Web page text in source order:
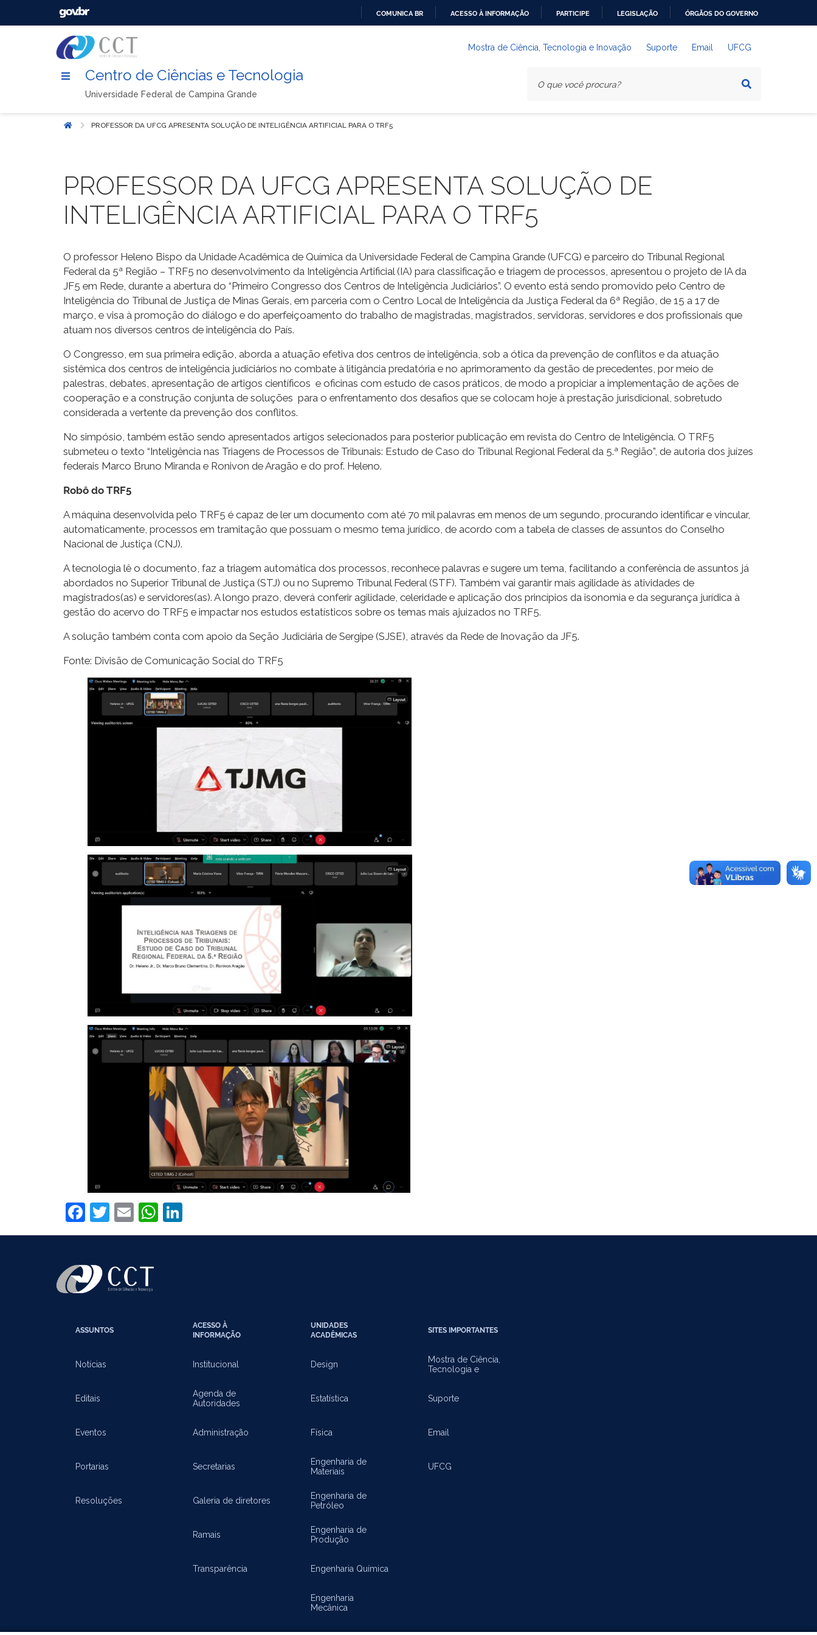
COMUNICA BR ACESSO À INFORMAÇÃO PARTICIPE LEGISLAÇÃO ÓRGÃOS DO GOVERNO
Mostra de Ciência, Tecnologia e Inovação Suporte Email UFCG
Centro de Ciências e Tecnologia
Universidade Federal de Campina Grande
Início PROFESSOR DA UFCG APRESENTA SOLUÇÃO DE INTELIGÊNCIA ARTIFICIAL PARA O TRF5
PROFESSOR DA UFCG APRESENTA SOLUÇÃO DE
INTELIGÊNCIA ARTIFICIAL PARA O TRF5
O professor Heleno Bispo da Unidade Acadêmica de Química da Universidade Federal de Campina Grande (UFCG) e parceiro do Tribunal Regional
Federal da 5ª Região – TRF5 no desenvolvimento da Inteligência Artificial (IA) para classificação e triagem de processos, apresentou o projeto de IA da
JF5 em Rede, durante a abertura do “Primeiro Congresso dos Centros de Inteligência Judiciários”. O evento está sendo promovido pelo Centro de
Inteligência do Tribunal de Justiça de Minas Gerais, em parceria com o Centro Local de Inteligência da Justiça Federal da 6ª Região, de 15 a 17 de
março, e visa à promoção do diálogo e do aperfeiçoamento do trabalho de magistradas, magistrados, servidoras, servidores e dos profissionais que
atuam nos diversos centros de inteligência do País.
O Congresso, em sua primeira edição, aborda a atuação efetiva dos centros de inteligência, sob a ótica da prevenção de conflitos e da atuação
sistêmica dos centros de inteligência judiciários no combate à litigância predatória e no aprimoramento da gestão de precedentes, por meio de
palestras, debates, apresentação de artigos científicos e oficinas com estudo de casos práticos, de modo a propiciar a implementação de ações de
cooperação e a construção conjunta de soluções para o enfrentamento dos desafios que se colocam hoje à prestação jurisdicional, sobretudo
considerada a vertente da prevenção dos conflitos.
No simpósio, também estão sendo apresentados artigos selecionados para posterior publicação em revista do Centro de Inteligência. O TRF5
submeteu o texto “Inteligência nas Triagens de Processos de Tribunais: Estudo de Caso do Tribunal Regional Federal da 5.ª Região”, de autoria dos juízes
federais Marco Bruno Miranda e Ronivon de Aragão e do prof. Heleno.
Robô do TRF5
A máquina desenvolvida pelo TRF5 é capaz de ler um documento com até 70 mil palavras em menos de um segundo, procurando identificar e vincular,
automaticamente, processos em tramitação que possuam o mesmo tema jurídico, de acordo com a tabela de classes de assuntos do Conselho
Nacional de Justiça (CNJ).
A tecnologia lê o documento, faz a triagem automática dos processos, reconhece palavras e sugere um tema, facilitando a conferência de assuntos já
abordados no Superior Tribunal de Justiça (STJ) ou no Supremo Tribunal Federal (STF). Também vai garantir mais agilidade às atividades de
magistrados(as) e servidores(as). A longo prazo, deverá conferir agilidade, celeridade e aplicação dos princípios da isonomia e da segurança jurídica à
gestão do acervo do TRF5 e impactar nos estudos estatísticos sobre os temas mais ajuizados no TRF5.
A solução também conta com apoio da Seção Judiciária de Sergipe (SJSE), através da Rede de Inovação da JF5.
Fonte: Divisão de Comunicação Social do TRF5
Facebook
Twitter
EmailWhatsApp
ASSUNTOS
Notícias
Editais
Eventos
Portarias
Resoluções
ACESSO À
INFORMAÇÃO
Institucional
Agenda de
Autoridades
Administração
Secretarias
Galeria de diretores
Ramais
Transparência
UNIDADES
ACADÊMICAS
Design
Estatística
Física
Engenharia de
Materiais
Engenharia de
Petróleo
Engenharia de
Produção
Engenharia Química
Engenharia
Mecânica
SITES IMPORTANTES
Mostra de Ciência,
Tecnologia e
Suporte
Email
UFCG